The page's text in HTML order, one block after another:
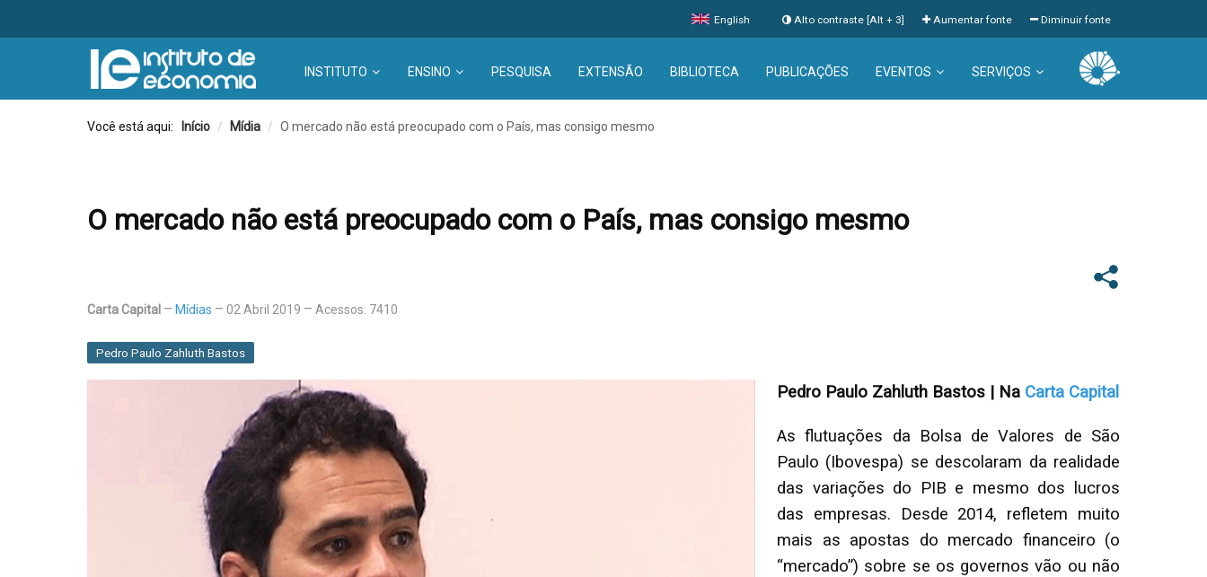
English Diminuir fonte
Aumentar fonte
Alto contraste [Alt + 3]
INSTITUTO ENSINO PESQUISA EXTENSÃO BIBLIOTECA PUBLICAÇÕES EVENTOS SERVIÇOS
Você está aqui: Início / Mídia / O mercado não está preocupado com o País, mas consigo mesmo
O mercado não está preocupado com o País, mas consigo mesmo
Carta Capital Mídias 02 Abril 2019 Acessos: 7410
Pedro Paulo Zahluth Bastos
Pedro Paulo Zahluth Bastos | Na Carta Capital
As flutuações da Bolsa de Valores de São
Paulo (Ibovespa) se descolaram da realidade
das variações do PIB e mesmo dos lucros
das empresas. Desde 2014, refletem muito
mais as apostas do mercado financeiro (o
“mercado”) sobre se os governos vão ou não